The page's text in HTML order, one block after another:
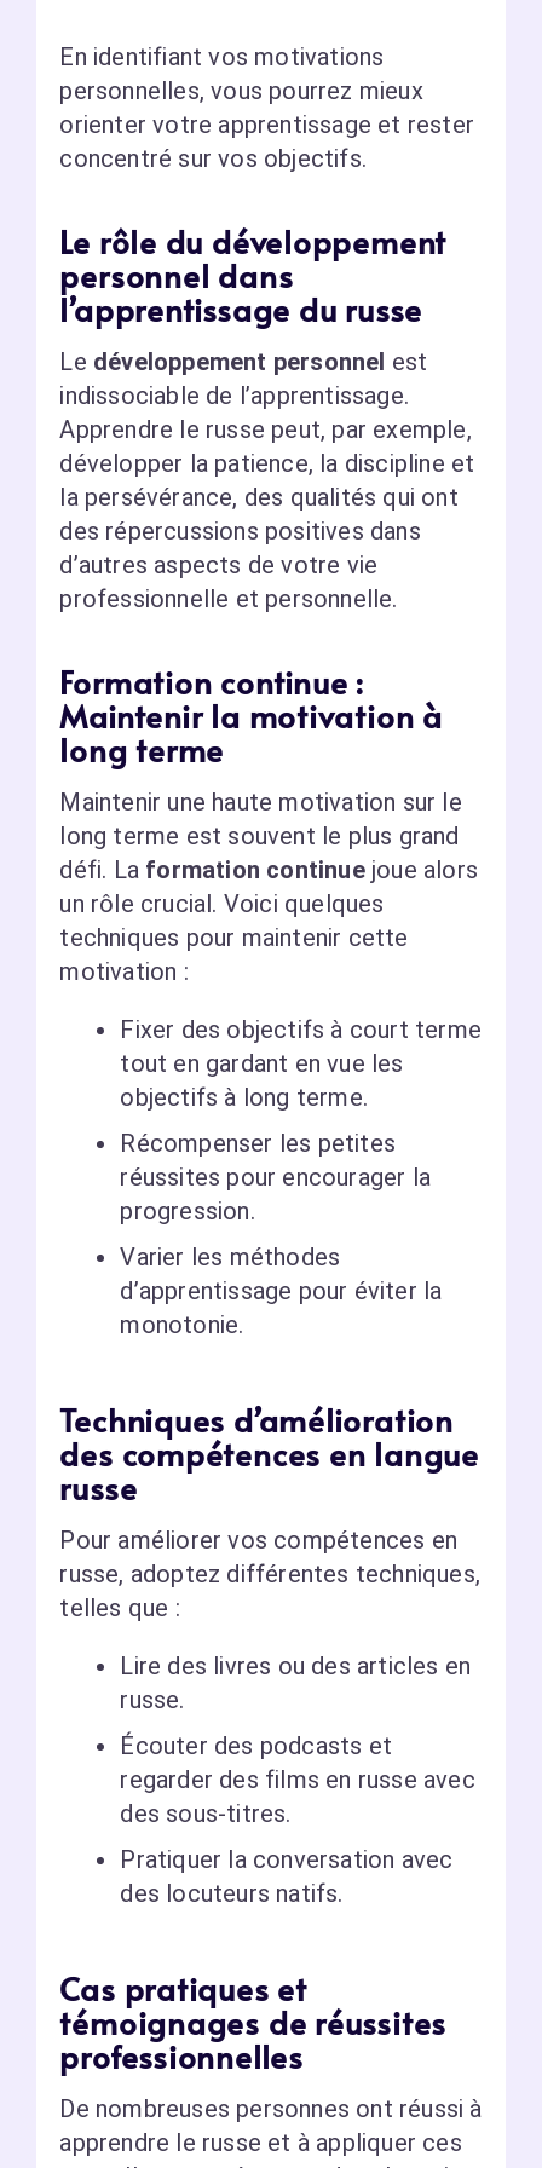
En identifiant vos motivations
personnelles, vous pourrez mieux
orienter votre apprentissage et rester
concentré sur vos objectifs.
Le rôle du développement
personnel dans
l’apprentissage du russe
Le développement personnel est
indissociable de l’apprentissage.
Apprendre le russe peut, par exemple,
développer la patience, la discipline et
la persévérance, des qualités qui ont
des répercussions positives dans
d’autres aspects de votre vie
professionnelle et personnelle.
Formation continue :
Maintenir la motivation à
long terme
Maintenir une haute motivation sur le
long terme est souvent le plus grand
défi. La formation continuejoue alors
un rôle crucial. Voici quelques
techniques pour maintenir cette
motivation :
Fixer des objectifs à court terme
tout en gardant en vue les
objectifs à long terme.
Récompenser les petites
réussites pour encourager la
progression.
Varier les méthodes
d’apprentissage pour éviter la
monotonie.
Techniques d’amélioration
des compétences en langue
russe
Pour améliorer vos compétences en
russe, adoptez différentes techniques,
telles que :
Lire des livres ou des articles en
russe.
Écouter des podcasts et
regarder des films en russe avec
des sous-titres.
Pratiquer la conversation avec
des locuteurs natifs.
Cas pratiques et
témoignages de réussites
professionnelles
De nombreuses personnes ont réussi à
apprendre le russe et à appliquer ces